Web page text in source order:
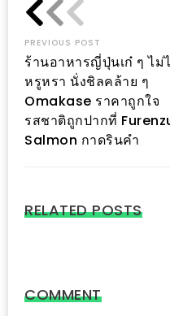
ที่
LEO
PRESENTS
PINGFAI
FESTIVAL
3
ญี่ปุ่น
สุ
PREVIOUS POST
ร้านอาหารญี่ปุ่นเก๋ ๆ ไม่
หรูหรา นั่งชิลคล้าย ๆ
Omakase ราคาถูกใจ
รสชาติถูกปากที่
Salmon กาดรินคำ
RELATED POSTS
COMMENT